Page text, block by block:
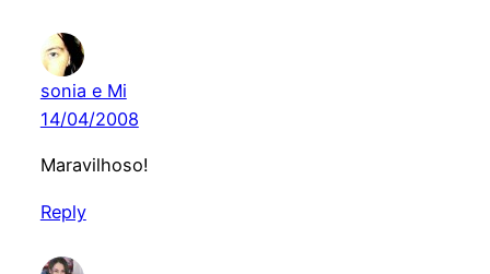
sonia e Mi
14/04/2008
Maravilhoso!
Reply